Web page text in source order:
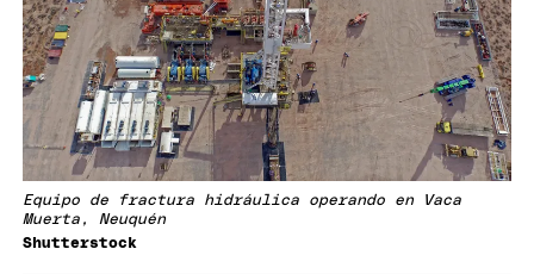
Equipo de fractura hidráulica operando en Vaca
Muerta, Neuquén
Shutterstock